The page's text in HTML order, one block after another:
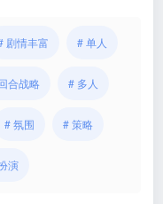
剧情丰富 # 单人
合战略 # 多人
# 氛围 # 策略
演